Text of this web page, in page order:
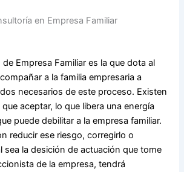
en Empresa Familiar
Empresa Familiar es la que dota al
a la familia empresaria a
necesarios de este proceso. Existen
aceptar, lo que libera una energía
puede debilitar a la empresa familiar.
reducir ese riesgo, corregirlo o
sea la desición de actuación que tome
de la empresa, tendrá